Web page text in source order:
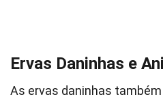
Ervas Daninhas e
As ervas daninhas